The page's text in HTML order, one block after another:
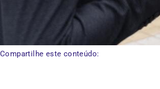
Compartilhe este conteúdo: